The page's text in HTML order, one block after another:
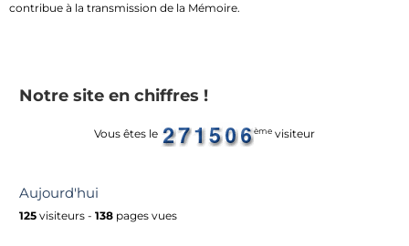
contribue à la transmission de la Mémoire.
Notre site en chiffres !
Vous êtes le ème visiteur
Aujourd'hui
125 visiteurs - 138 pages vues